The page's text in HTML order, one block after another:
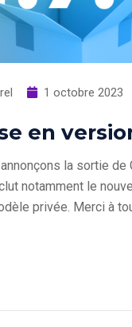
1 octobre 2023
en
la sortie de
notamment le
privée. Merci à